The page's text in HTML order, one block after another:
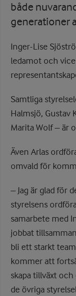
både
generationer
Inger-Lise
ledamot och
Samtliga
Halmsjö, Gustav
Marita Wolf – är
Även Arlas
omvald för
– Jag är glad för
styrelsens
samarbete med
jobbat
bli ett starkt
kommer att
skapa tillväxt
de övriga